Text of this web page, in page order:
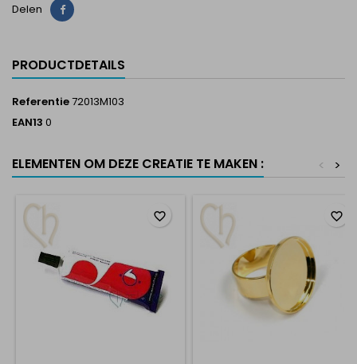
Delen Delen
PRODUCTDETAILS
Referentie72013M103
EAN13 0
ELEMENTEN OM DEZE CREATIE TE MAKEN : >
<
favorite_border favorite_border